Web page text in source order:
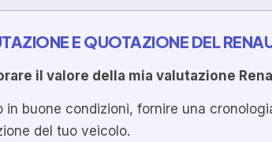
E QUOTAZIONE DEL
il valore della mia valutazione
in buone condizioni, fornire una
del tuo veicolo.